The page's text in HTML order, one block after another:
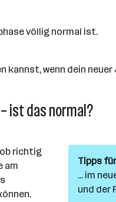
völlig normal ist.
kannst, wenn dein
ist das normal?
Tipps
... im
und der
richtig
am